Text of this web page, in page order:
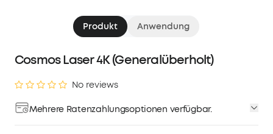
Produkt Anwendung
Cosmos Laser 4K (Generalüberholt)
No reviews
Mehrere Ratenzahlungsoptionen verfügbar.